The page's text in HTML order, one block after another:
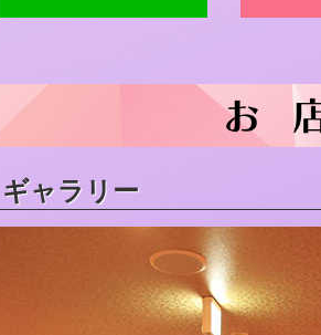
ギャラリー